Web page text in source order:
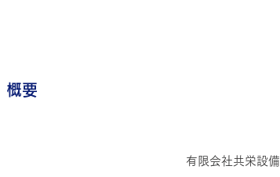
​概要
有限会社共栄設備